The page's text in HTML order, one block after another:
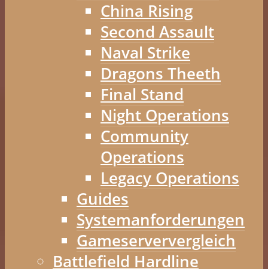
China Rising
Second Assault
Naval Strike
Dragons Theeth
Final Stand
Night Operations
Community
Operations
Legacy Operations
Guides
Systemanforderungen
Gameserververgleich
Battlefield Hardline